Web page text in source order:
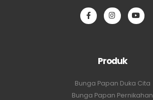
Produk
Bunga Papan Duka Cita
Bunga Papan Pernikahan